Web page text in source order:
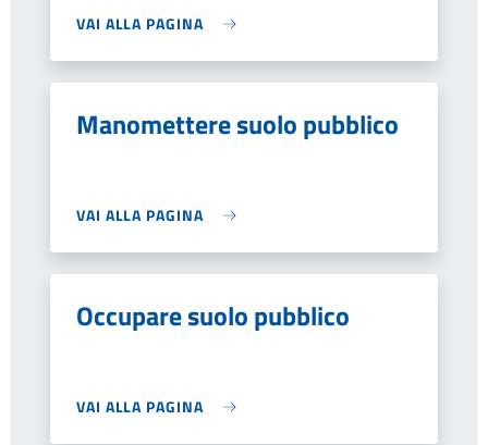
VAI ALLA PAGINA
Manomettere suolo pubblico
VAI ALLA PAGINA
Occupare suolo pubblico
VAI ALLA PAGINA